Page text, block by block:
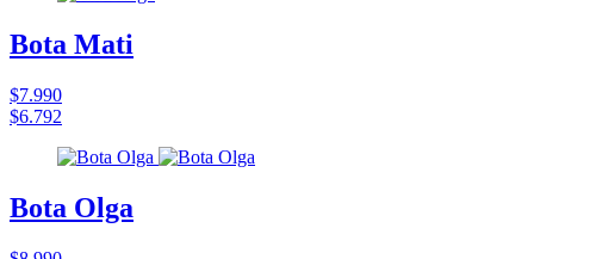
Bota Mati
$7.990
$6.792
Bota Olga